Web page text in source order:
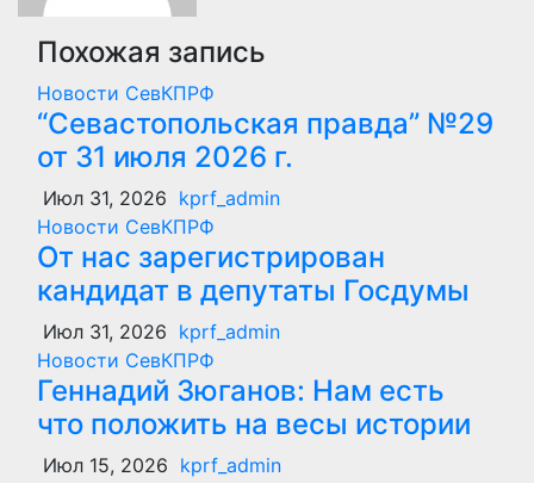
Похожая запись
Новости СевКПРФ
“Севастопольская правда” №29
от 31 июля 2026 г.
Июл 31, 2026 kprf_admin
Новости СевКПРФ
От нас зарегистрирован
кандидат в депутаты Госдумы
Июл 31, 2026 kprf_admin
Новости СевКПРФ
Геннадий Зюганов: Нам есть
что положить на весы истории
Июл 15, 2026 kprf_admin